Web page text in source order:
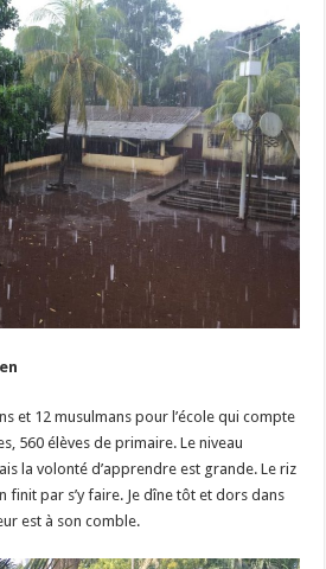
et 12 musulmans pour l’école qui compte
560 élèves de primaire. Le niveau
la volonté d’apprendre est grande. Le riz
finit par s’y faire. Je dîne tôt et dors dans
est à son comble.